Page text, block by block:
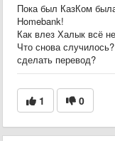
Пока был КазКом
Homebank!
Как влез Халык всё
Что снова
сделать перевод?
1 0